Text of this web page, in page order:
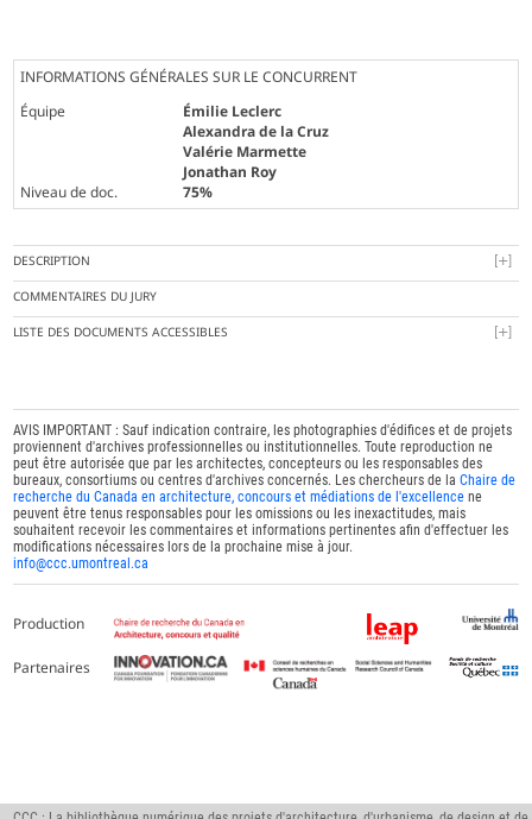
INFORMATIONS GÉNÉRALES SUR LE CONCURRENT
Équipe
Émilie Leclerc
Alexandra de la Cruz
Valérie Marmette
Jonathan Roy
Niveau de doc.
75%
DESCRIPTION
COMMENTAIRES DU JURY
LISTE DES DOCUMENTS ACCESSIBLES
AVIS IMPORTANT : Sauf indication contraire, les photographies d'édifices et de projets
proviennent d'archives professionnelles ou institutionnelles. Toute reproduction ne
peut être autorisée que par les architectes, concepteurs ou les responsables des
bureaux, consortiums ou centres d'archives concernés. Les chercheurs de laChaire de
recherche du Canada en architecture, concours et médiations de l'excellence ne
peuvent être tenus responsables pour les omissions ou les inexactitudes, mais
souhaitent recevoir les commentaires et informations pertinentes afin d'effectuer les
modifications nécessaires lors de la prochaine mise à jour.
info@ccc.umontreal.ca
Production
Partenaires